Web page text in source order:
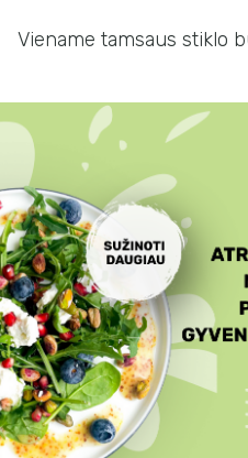
Viename tamsaus stiklo